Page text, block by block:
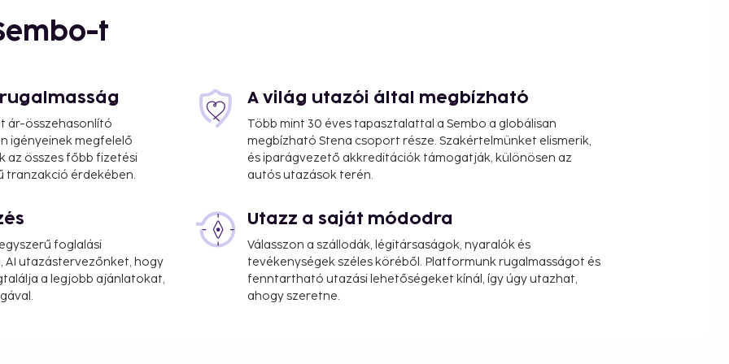
mi
Nuremberg (NUE-
cleaning/laundry
meeting rooms
t
ár-összehasonlító
igényeinek megfelelő
az összes főbb fizetési
tranzakció érdekében.
A világ utazói által megbízható
Több mint 30 éves tapasztalattal a Sembo a globálisan
megbízható Stena csoport része. Szakértelmünket elismerik,
és iparágvezető akkreditációk támogatják, különösen az
autós utazások terén.
foglalási
AI utazástervezőnket, hogy
a legjobb ajánlatokat,
Utazz a saját módodra
Válasszon a szállodák, légitársaságok, nyaralók és
tevékenységek széles köréből. Platformunk rugalmasságot és
fenntartható utazási lehetőségeket kínál, így úgy utazhat,
ahogy szeretne.